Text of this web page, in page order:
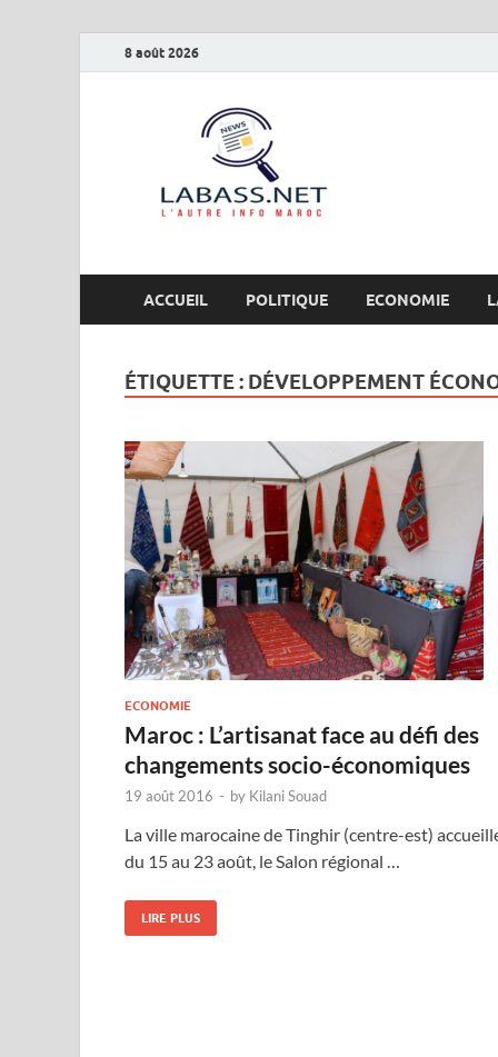
8 août 2026
ACCUEIL POLITIQUE ECONOMIE
ÉTIQUETTE : DÉVELOPPEMENT
ECONOMIE
Maroc : L’artisanat face au défi des
changements socio-économiques
19 août 2016 - by Kilani Souad
La ville marocaine de Tinghir (centre-est)
du 15 au 23 août, le Salon régional …
LIRE PLUS